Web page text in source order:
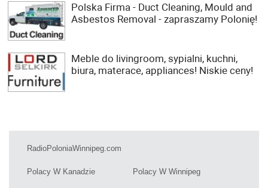
Polska Firma - Duct Cleaning, Mould and
Asbestos Removal - zapraszamy Polonię!
Meble do livingroom, sypialni, kuchni,
biura, materace, appliances! Niskie ceny!
RadioPoloniaWinnipeg.com
Polacy W Kanadzie Polacy W Winnipeg